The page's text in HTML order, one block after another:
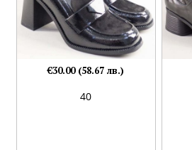
40
€30.00 (58.67 лв.)